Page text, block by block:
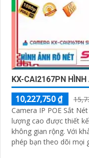
KX-CAI2167PN
10,227,750 ₫
Camera IP POE Sắt
lượng cao được thiết
không gian rộng. Với khả năng xoay 360 độ, camera này cho
phép bạn theo dõi mọi